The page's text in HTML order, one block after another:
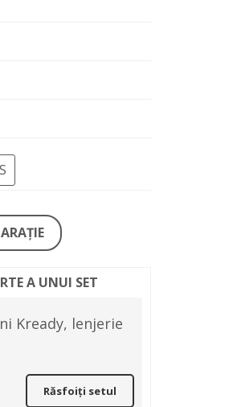
A UNUI SET
Kready, lenjerie
Răsfoiți setul